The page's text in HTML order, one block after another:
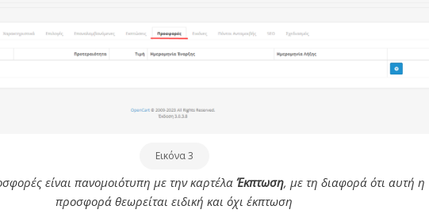
Εικόνα 3
είναι πανομοιότυπη με την καρτέλα Έκπτωση, με τη διαφορά ότι αυτή η
προσφορά θεωρείται ειδική και όχι έκπτωση